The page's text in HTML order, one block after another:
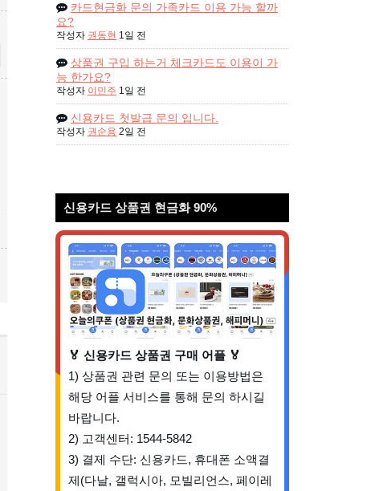
카드현금화 문의 가족카드 이용 가능 할까
요?
작성자 권동현 1일 전
상품권 구입 하는거 체크카드도 이용이 가
능 한가요?
작성자 이민주 1일 전
신용카드 첫발급 문의 입니다.
작성자 권순용 2일 전
신용카드 상품권 현금화 90%
🏅 신용카드 상품권 구매 어플 🏅
1) 상품권 관련 문의 또는 이용방법은
해당 어플 서비스를 통해 문의 하시길
바랍니다.
2) 고객센터: 1544-5842
3) 결제 수단: 신용카드, 휴대폰 소액결
제(다날, 갤럭시아, 모빌리언스, 페이레